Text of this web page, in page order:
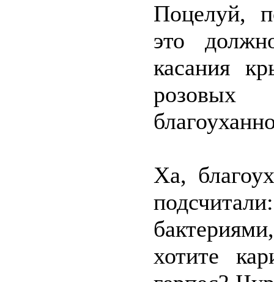
Поцелуй,
это
касания
Ха,
хотите